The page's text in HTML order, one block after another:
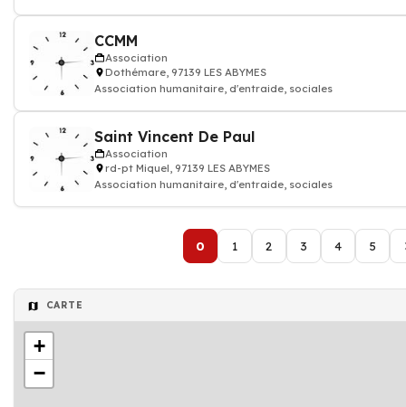
CCMM
Association
Dothémare, 97139 LES ABYMES
Association humanitaire, d'entraide, sociales
Saint Vincent De Paul
Association
rd-pt Miquel, 97139 LES ABYMES
Association humanitaire, d'entraide, sociales
0 1 2 3 4 5
CARTE
+
−